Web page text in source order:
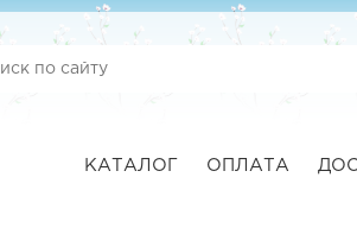
КАТАЛОГ ОПЛАТА